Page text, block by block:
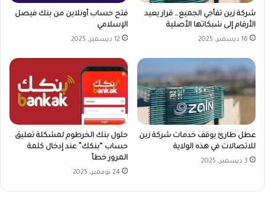
شركة زين تفأجي الجميع… قرار يعيد
الأرقام إلى شبكاتها الأصلية
16 ديسمبر، 2025
فتح حساب أونلاين من بنك فيصل
الإسلامي
12 ديسمبر، 2025
عطل طارئ يوقف خدمات شركة زين
للاتصالات في هذه الولاية
3 ديسمبر، 2025
حلول بنك الخرطوم لمشكلة تعليق
حساب “بنكك” عند إدخال كلمة
المرور خطأ
24 نوفمبر، 2025